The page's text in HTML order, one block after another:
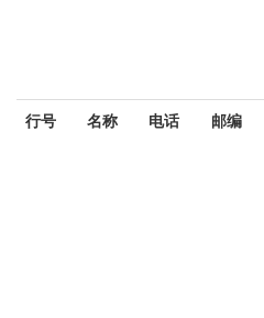
行号 名称 电话 邮编